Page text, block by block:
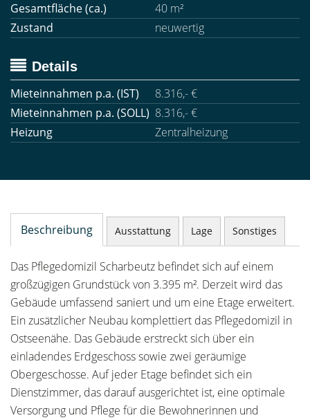
Gesamtfläche (ca.)
40 m²
Zustand
neuwertig
Details
Mieteinnahmen p.a. (IST)
8.316,- €
Mieteinnahmen p.a. (SOLL) 8.316,- €
Heizung
Zentralheizung
Beschreibung Ausstattung Lage Sonstiges
Das Pflegedomizil Scharbeutz befindet sich auf einem
großzügigen Grundstück von 3.395 m². Derzeit wird das
Gebäude umfassend saniert und um eine Etage erweitert.
Ein zusätzlicher Neubau komplettiert das Pflegedomizil in
Ostseenähe. Das Gebäude erstreckt sich über ein
einladendes Erdgeschoss sowie zwei geräumige
Obergeschosse. Auf jeder Etage befindet sich ein
Dienstzimmer, das darauf ausgerichtet ist, eine optimale
Versorgung und Pflege für die Bewohnerinnen und